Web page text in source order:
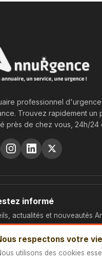
respectons votre
utilisons des cookies
professionnel
Trouvez rapidement un
près de chez vous, 24h/24
informé
actualités et nouveautés
AnnuRgence — Tous droits